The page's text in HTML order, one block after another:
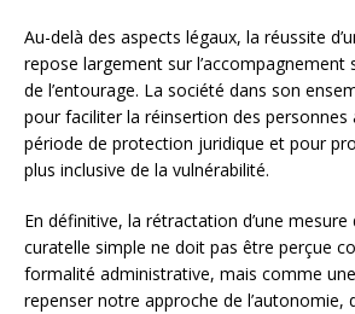
Au-delà des aspects légaux, la réussite
repose largement sur l’accompagnement
de l’entourage. La société dans son
pour faciliter la réinsertion des personnes
période de protection juridique et pour
plus inclusive de la vulnérabilité.
En définitive, la rétractation d’une
curatelle simple ne doit pas être perçue
formalité administrative, mais comme
repenser notre approche de l’autonomie,